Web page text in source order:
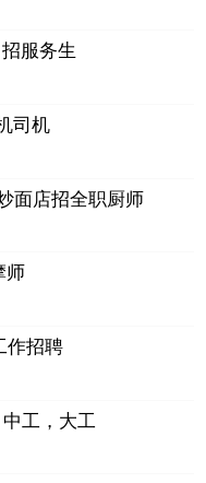
服务生
司机
面店招全职厨师
师
作招聘
工，大工